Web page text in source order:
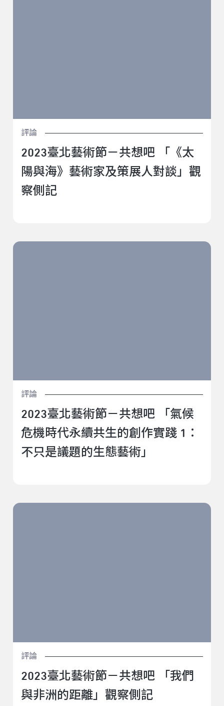
評論
2023臺北藝術節－共想吧 「《太
陽與海》藝術家及策展人對談」觀
察側記
2023臺北藝術節－共想吧 「氣候危機時代永續共生的創
評論
2023臺北藝術節－共想吧 「氣候
危機時代永續共生的創作實踐 1：
不只是議題的生態藝術」
2023臺北藝術節－共想吧 「我們與非洲的距離」觀察側
評論
2023臺北藝術節－共想吧 「我們
與非洲的距離」觀察側記